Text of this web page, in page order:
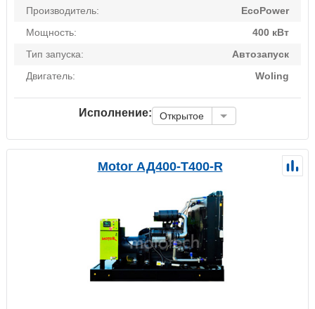
Производитель:
EcoPower
Мощность:
400 кВт
Тип запуска:
Автозапуск
Двигатель:
Woling
Исполнение: Открытое
Motor АД400-Т400-R